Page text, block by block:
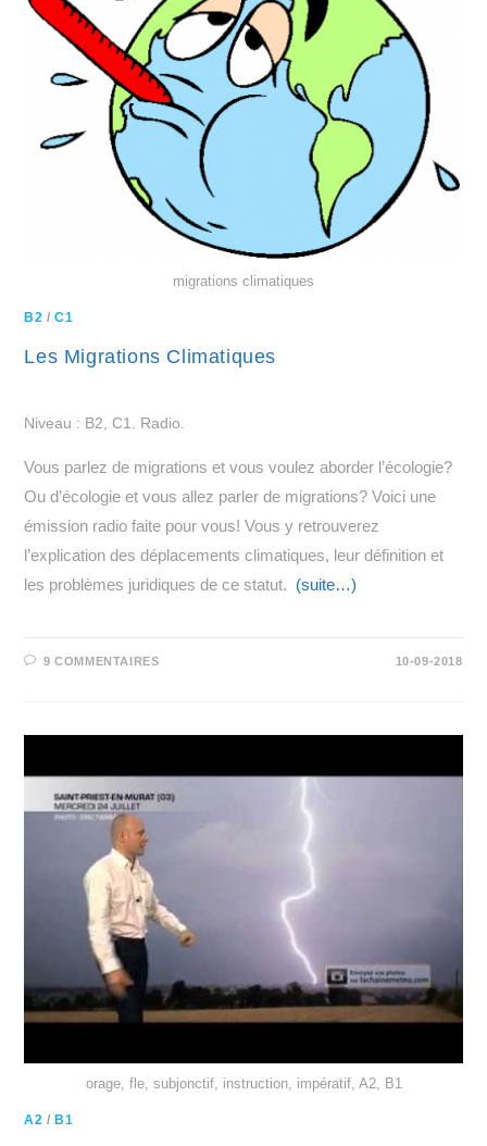
migrations climatiques
B2 /C1
Les Migrations Climatiques
Niveau : B2, C1. Radio.
Vous parlez de migrations et vous voulez aborder l’écologie?
Ou d’écologie et vous allez parler de migrations? Voici une
émission radio faite pour vous! Vous y retrouverez
l’explication des déplacements climatiques, leur définition et
les problèmes juridiques de ce statut. (suite…)
9 COMMENTAIRES 10-09-2018
orage, fle, subjonctif, instruction, impératif, A2, B1
A2 /B1